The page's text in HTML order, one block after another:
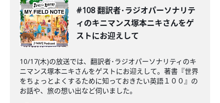
#108 翻訳者･ラジオパーソナリテ
ィのキニマンス塚本ニキさんをゲ
ストにお迎えして
10/17(木)の放送では、翻訳者･ラジオパーソナリティのキ
ニマンス塚本ニキさんをゲストにお迎えして。著書『世界
をちょっとよくするために知っておきたい英語１００』の
お話や、旅の想い出など伺いました。